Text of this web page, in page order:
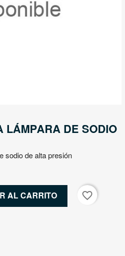
LÁMPARA DE SODIO
sodio de alta presión
AL CARRITO favorite_border